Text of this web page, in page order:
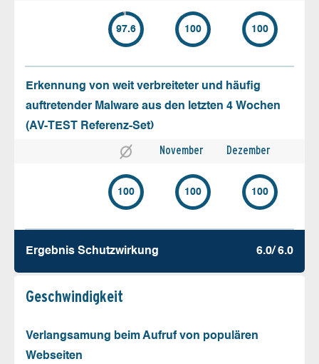
97.6 100 100
Erkennung von weit verbreiteter und häufig
auftretender Malware aus den letzten 4 Wochen
(AV-TEST Referenz-Set)
November Dezember
100 100 100
Ergebnis Schutz­wirkung 6.0/ 6.0
Geschw­indigkeit
Verlangsamung beim Aufruf von populären
Webseiten